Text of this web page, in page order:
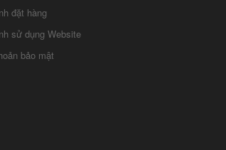
đặt hàng
sử dụng Website
bảo mật